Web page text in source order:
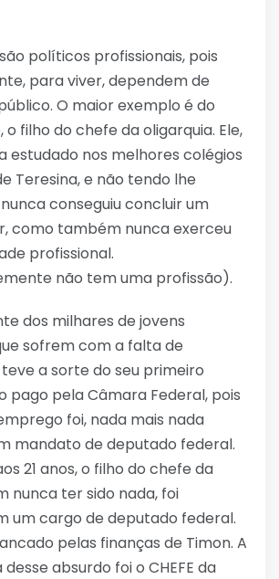
políticos profissionais, pois
para viver, dependem de
O maior exemplo é do
filho do chefe da oligarquia. Ele,
estudado nos melhores colégios
Teresina, e não tendo lhe
conseguiu concluir um
como também nunca exerceu
profissional.
não tem uma profissão).
dos milhares de jovens
sofrem com a falta de
a sorte do seu primeiro
pago pela Câmara Federal, pois
foi, nada mais nada
mandato de deputado federal.
21 anos, o filho do chefe da
nunca ter sido nada, foi
um cargo de deputado federal.
pelas finanças de Timon. A
absurdo foi o CHEFE da